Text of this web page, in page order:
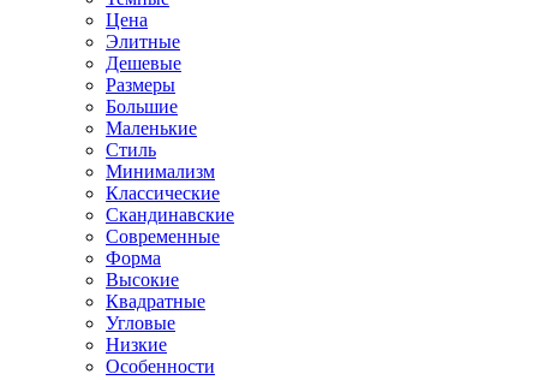
Цена
Элитные
Дешевые
Размеры
Большие
Маленькие
Стиль
Минимализм
Классические
Скандинавские
Современные
Форма
Высокие
Квадратные
Угловые
Низкие
Особенности